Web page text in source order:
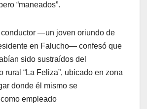
“maneados”.
conductor —un joven oriundo de
en Falucho— confesó que
sido sustraídos del
rural “La Feliza”, ubicado en zona
donde él mismo se
empleado